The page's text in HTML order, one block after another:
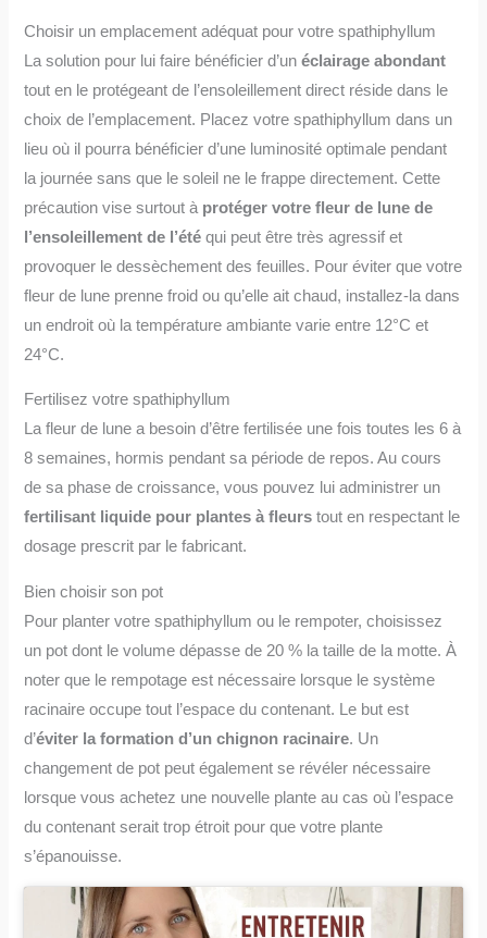
Choisir un emplacement adéquat pour votre spathiphyllum
La solution pour lui faire bénéficier d’unéclairage abondant
tout en le protégeant de l’ensoleillement direct réside dans le
choix de l’emplacement. Placez votre spathiphyllum dans un
lieu où il pourra bénéficier d’une luminosité optimale pendant
la journée sans que le soleil ne le frappe directement. Cette
précaution vise surtout à protéger votre fleur de lune de
l’ensoleillement de l’été qui peut être très agressif et
provoquer le dessèchement des feuilles. Pour éviter que votre
fleur de lune prenne froid ou qu’elle ait chaud, installez-la dans
un endroit où la température ambiante varie entre 12°C et
24°C.
Fertilisez votre spathiphyllum
La fleur de lune a besoin d’être fertilisée une fois toutes les 6 à
8 semaines, hormis pendant sa période de repos. Au cours
de sa phase de croissance, vous pouvez lui administrer un
fertilisant liquide pour plantes à fleurs tout en respectant le
dosage prescrit par le fabricant.
Bien choisir son pot
Pour planter votre spathiphyllum ou le rempoter, choisissez
un pot dont le volume dépasse de 20 % la taille de la motte. À
noter que le rempotage est nécessaire lorsque le système
racinaire occupe tout l’espace du contenant. Le but est
d’éviter la formation d’un chignon racinaire. Un
changement de pot peut également se révéler nécessaire
lorsque vous achetez une nouvelle plante au cas où l’espace
du contenant serait trop étroit pour que votre plante
s’épanouisse.